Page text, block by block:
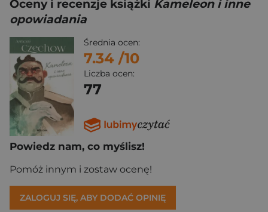
Oceny i recenzje książki Kameleon i inne
opowiadania
Średnia ocen:
7.34 /10
Liczba ocen:
77
Powiedz nam, co myślisz!
Pomóż innym i zostaw ocenę!
ZALOGUJ SIĘ, ABY DODAĆ OPINIĘ